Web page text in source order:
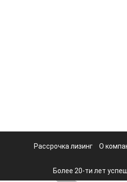
Рассрочка лизинг О
Более 20-ти лет